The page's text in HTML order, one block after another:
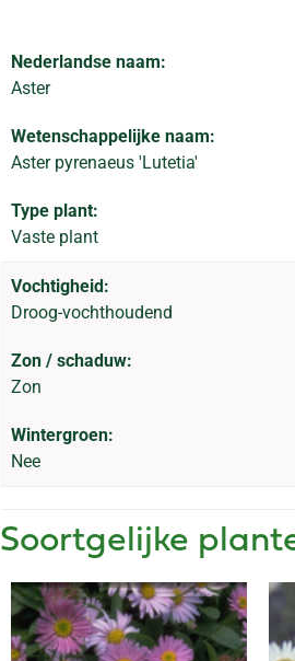
Nederlandse naam:
Aster
Wetenschappelijke naam:
Aster pyrenaeus 'Lutetia'
Type plant:
Vaste plant
Vochtigheid:
Droog-vochthoudend
Zon / schaduw:
Zon
Wintergroen:
Nee
Soortgelijke